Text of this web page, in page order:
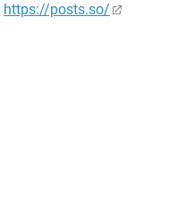
https://posts.so/